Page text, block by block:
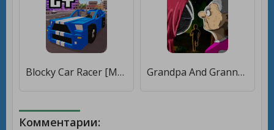
Blocky Car Racer [Много монет] Grandpa And Granny Two Night Hunters [Мод меню]
Комментарии: